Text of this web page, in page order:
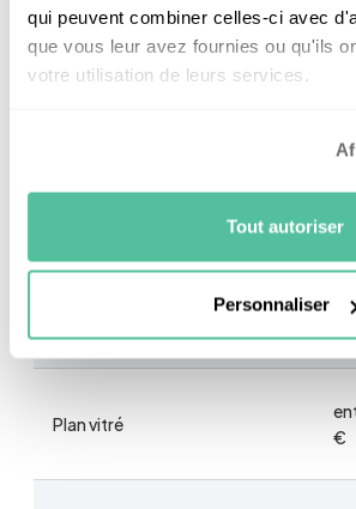
qui peuvent combiner celles-ci avec
que vous leur avez fournies ou qu'ils
votre utilisation de leurs services.
Tout autoriser
Personnaliser
Pour rappel, voilà le prix des
moins cher au plus cher :
Plan vitré
€